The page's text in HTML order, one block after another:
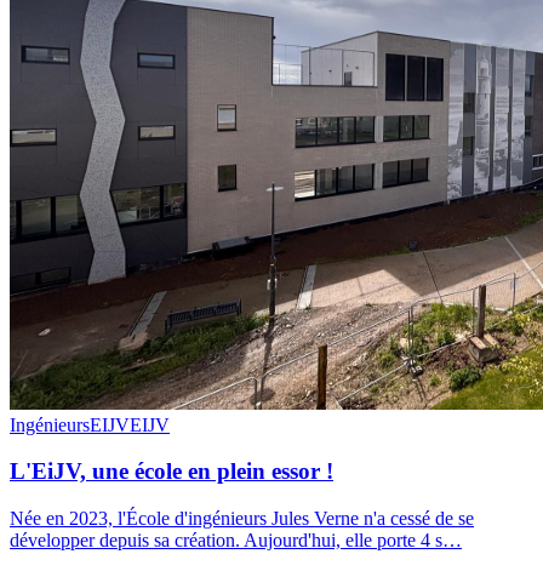
IngénieursEIJVEIJV
L'EiJV, une école en plein essor !
Née en 2023, l'École d'ingénieurs Jules Verne n'a cessé de se
développer depuis sa création. Aujourd'hui, elle porte 4 s…